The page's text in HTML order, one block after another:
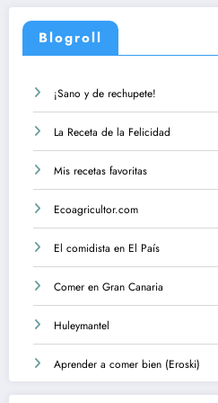
Blogroll
¡Sano y de rechupete!
La Receta de la Felicidad
Mis recetas favoritas
Ecoagricultor.com
El comidista en El País
Comer en Gran Canaria
Huleymantel
Aprender a comer bien (Eroski)